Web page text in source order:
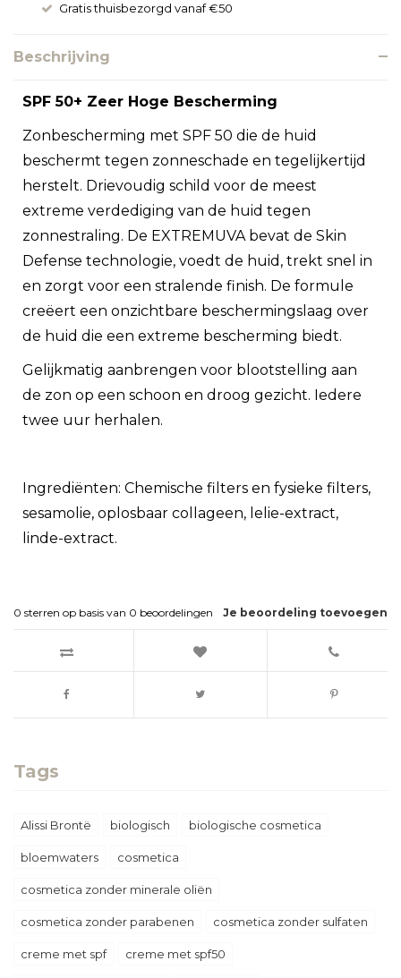
Gratis thuisbezorgd vanaf €50
Beschrijving
SPF 50+ Zeer Hoge Bescherming
Zonbescherming met SPF 50 die de huid
beschermt tegen zonneschade en tegelijkertijd
herstelt. Drievoudig schild voor de meest
extreme verdediging van de huid tegen
zonnestraling. De EXTREMUVA bevat de Skin
Defense technologie, voedt de huid, trekt snel in
en zorgt voor een stralende finish. De formule
creëert een onzichtbare beschermingslaag over
de huid die een extreme bescherming biedt.
Gelijkmatig aanbrengen voor blootstelling aan
de zon op een schoon en droog gezicht. Iedere
twee uur herhalen.
Ingrediënten: Chemische filters en fysieke filters,
sesamolie, oplosbaar collageen, lelie-extract,
linde-extract.
Je beoordeling toevoegen
0 sterren op basis van 0 beoordelingen
Tags
Alissi Brontë biologisch biologische cosmetica
bloemwaters cosmetica
cosmetica zonder minerale oliën
cosmetica zonder parabenen cosmetica zonder sulfaten
creme met spf creme met spf50